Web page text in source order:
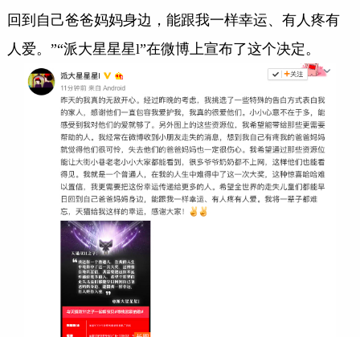
回到自己爸爸妈妈身边，能跟我一样幸运、有人疼有
人爱。”“派大星星星l”在微博上宣布了这个决定。